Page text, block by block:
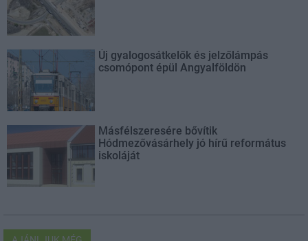
Új gyalogosátkelők és jelzőlámpás
csomópont épül Angyalföldön
Másfélszeresére bővítik
Hódmezővásárhely jó hírű református
iskoláját